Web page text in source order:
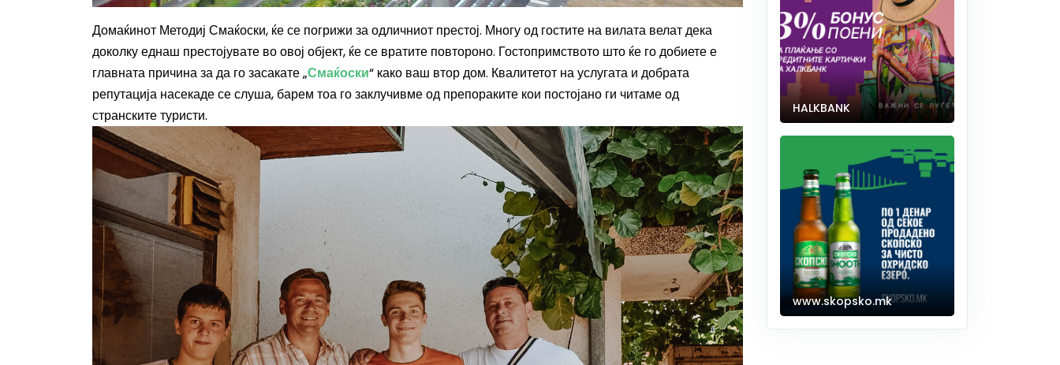
Домаќинот Методиј Смаќоски, ќе се погрижи за одличниот престој. Многу од гостите на вилата велат дека
доколку еднаш престојувате во овој објект, ќе се вратите повтороно. Гостопримството што ќе го добиете е
главната причина за да го засакате „Смаќоски“ како ваш втор дом. Квалитетот на услугата и добрата
репутација насекаде се слуша, барем тоа го заклучивме од препораките кои постојано ги читаме од
странските туристи.
HALKBANK
www.skopsko.mk